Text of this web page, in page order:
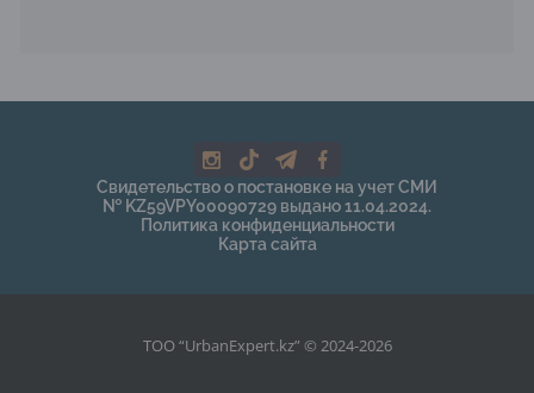
Свидетельство о постановке на учет СМИ
№ KZ59VPY00090729 выдано 11.04.2024.
Политика конфиденциальности
Карта сайта
ТОО “UrbanExpert.kz” © 2024-2026